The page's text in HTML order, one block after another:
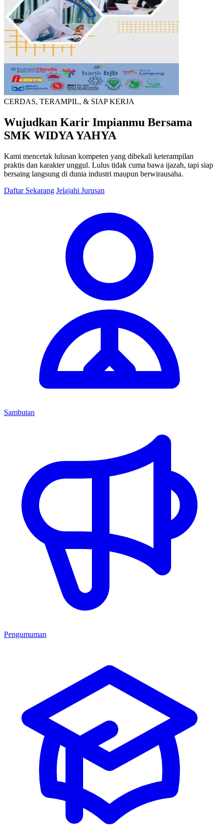
CERDAS, TERAMPIL, & SIAP KERJA
Wujudkan Karir Impianmu Bersama
SMK WIDYA YAHYA
Kami mencetak lulusan kompeten yang dibekali keterampilan
praktis dan karakter unggul. Lulus tidak cuma bawa ijazah, tapi siap
bersaing langsung di dunia industri maupun berwirausaha.
Daftar Sekarang Jelajahi Jurusan
Sambutan
Pengumuman